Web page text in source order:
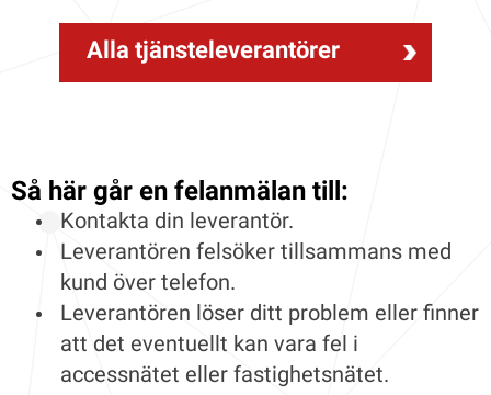
Alla tjänsteleverantörer
Så här går en felanmälan till:
Kontakta din leverantör.
Leverantören felsöker tillsammans med
kund över telefon.
Leverantören löser ditt problem eller finner
att det eventuellt kan vara fel i
accessnätet eller fastighetsnätet.